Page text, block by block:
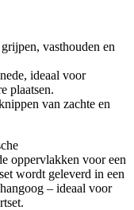
vasthouden en
ideaal voor
plaatsen.
van zachte en
oppervlakken voor een
wordt geleverd in een
– ideaal voor